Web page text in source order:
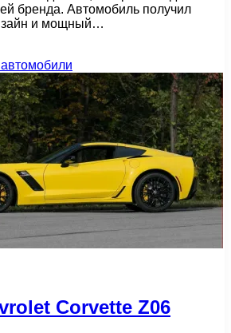
бренда. Автомобиль получил
и мощный…
Corvette Z06